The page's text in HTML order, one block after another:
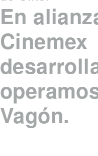
En
Cinemex
Vagón.